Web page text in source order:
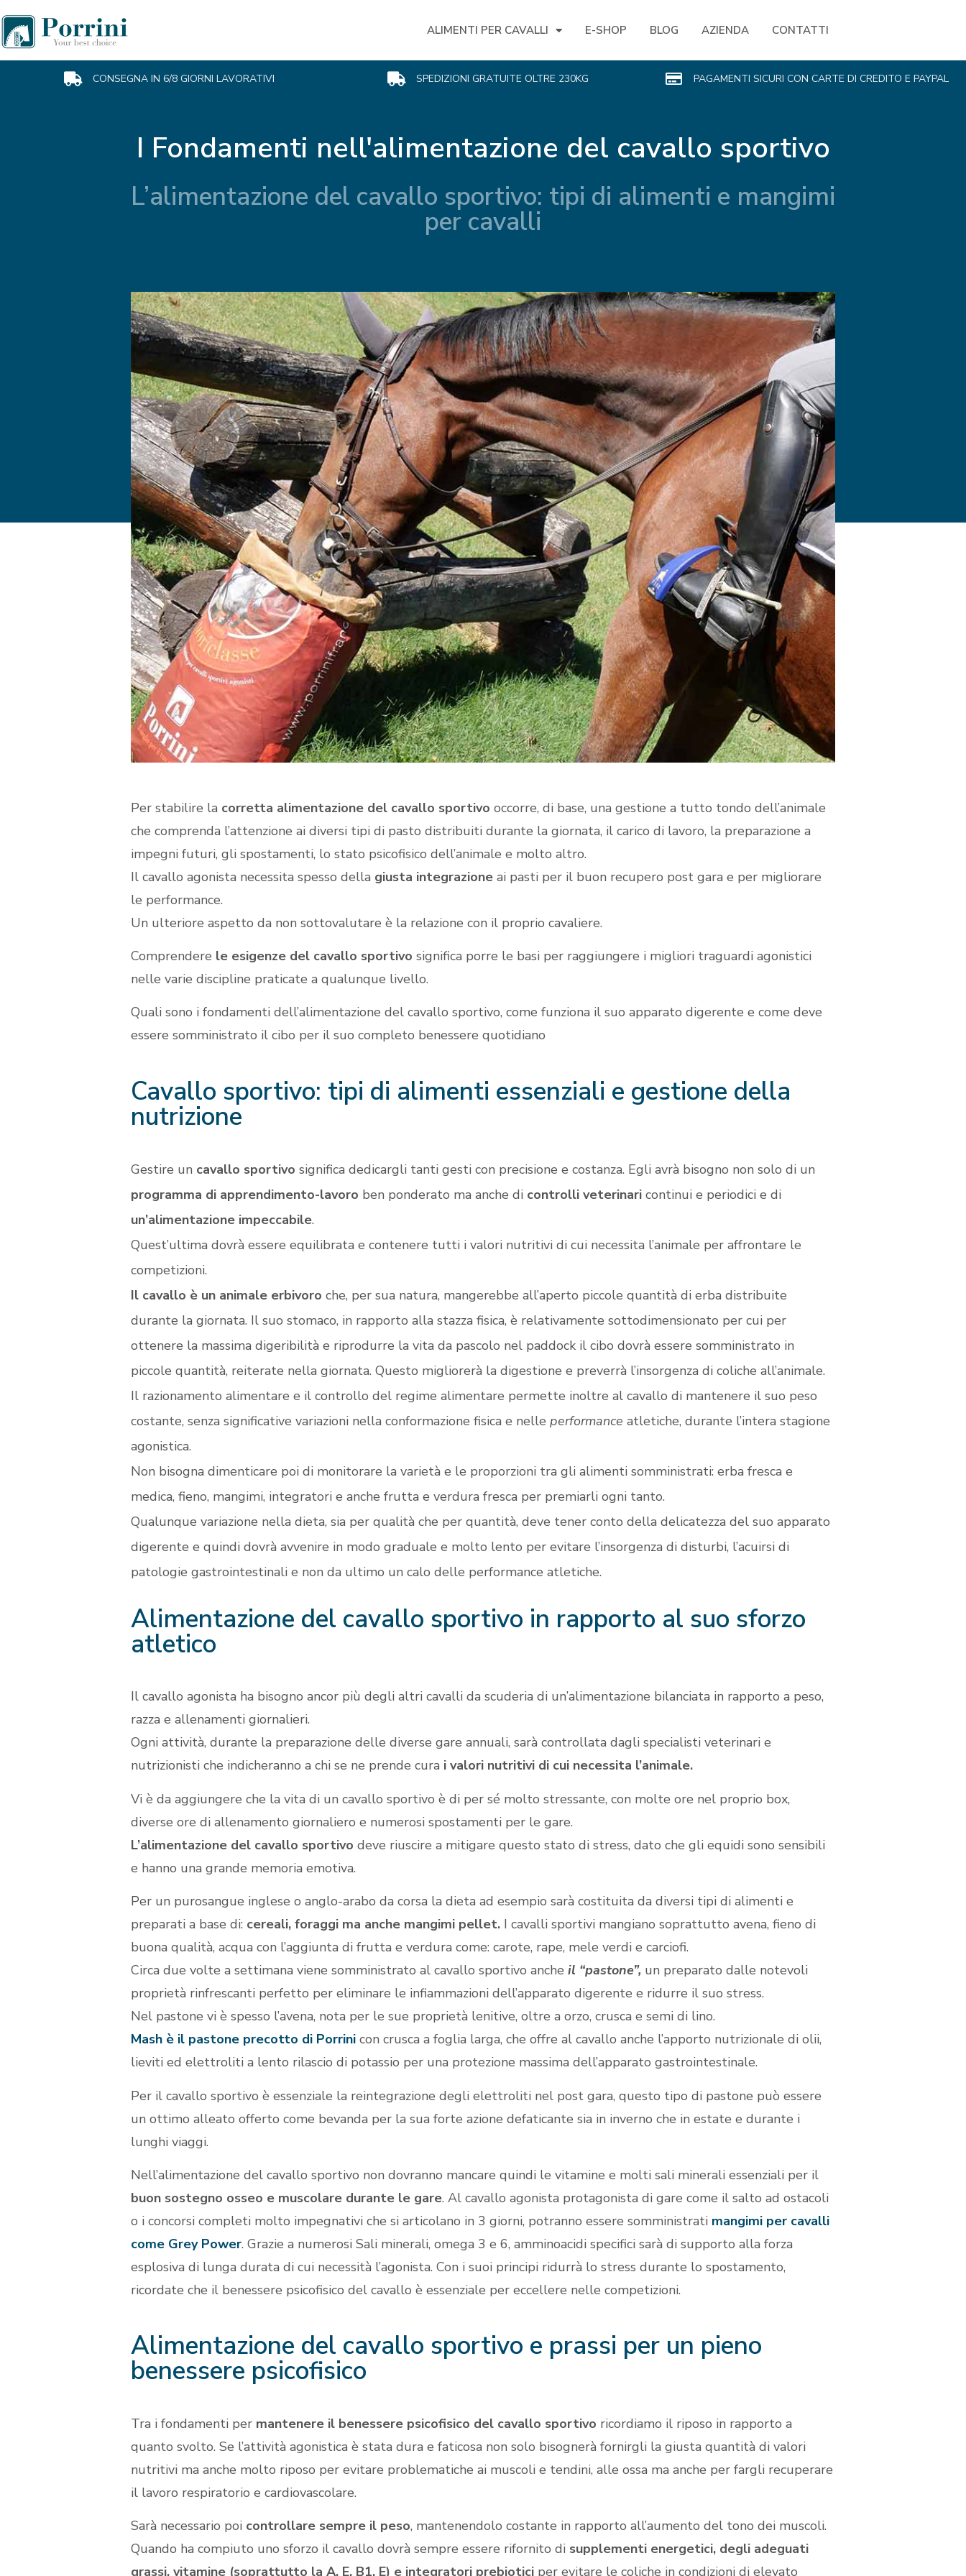
ALIMENTI PER CAVALLI E-SHOP BLOG AZIENDA CONTATTI
CONSEGNA IN 6/8 GIORNI LAVORATIVI SPEDIZIONI GRATUITE OLTRE 230KG PAGAMENTI SICURI CON CARTE DI CREDITO E PAYPAL
I Fondamenti nell'alimentazione del cavallo sportivo
L’alimentazione del cavallo sportivo: tipi di alimenti e mangimi
per cavalli
Per stabilire la corretta alimentazione del cavallo sportivo occorre, di base, una gestione a tutto tondo dell’animale
che comprenda l’attenzione ai diversi tipi di pasto distribuiti durante la giornata, il carico di lavoro, la preparazione a
impegni futuri, gli spostamenti, lo stato psicofisico dell’animale e molto altro.
Il cavallo agonista necessita spesso della giusta integrazione ai pasti per il buon recupero post gara e per migliorare
le performance.
Un ulteriore aspetto da non sottovalutare è la relazione con il proprio cavaliere.
Comprendere le esigenze del cavallo sportivo significa porre le basi per raggiungere i migliori traguardi agonistici
nelle varie discipline praticate a qualunque livello.
Quali sono i fondamenti dell’alimentazione del cavallo sportivo, come funziona il suo apparato digerente e come deve
essere somministrato il cibo per il suo completo benessere quotidiano
Cavallo sportivo: tipi di alimenti essenziali e gestione della
nutrizione
Gestire un cavallo sportivo significa dedicargli tanti gesti con precisione e costanza. Egli avrà bisogno non solo di un
programma di apprendimento-lavoro ben ponderato ma anche di controlli veterinari continui e periodici e di
un’alimentazione impeccabile.
Quest’ultima dovrà essere equilibrata e contenere tutti i valori nutritivi di cui necessita l’animale per affrontare le
competizioni.
Il cavallo è un animale erbivoro che, per sua natura, mangerebbe all’aperto piccole quantità di erba distribuite
durante la giornata. Il suo stomaco, in rapporto alla stazza fisica, è relativamente sottodimensionato per cui per
ottenere la massima digeribilità e riprodurre la vita da pascolo nel paddock il cibo dovrà essere somministrato in
piccole quantità, reiterate nella giornata. Questo migliorerà la digestione e preverrà l’insorgenza di coliche all’animale.
Il razionamento alimentare e il controllo del regime alimentare permette inoltre al cavallo di mantenere il suo peso
costante, senza significative variazioni nella conformazione fisica e nelle performance atletiche, durante l’intera stagione
agonistica.
Non bisogna dimenticare poi di monitorare la varietà e le proporzioni tra gli alimenti somministrati: erba fresca e
medica, fieno, mangimi, integratori e anche frutta e verdura fresca per premiarli ogni tanto.
Qualunque variazione nella dieta, sia per qualità che per quantità, deve tener conto della delicatezza del suo apparato
digerente e quindi dovrà avvenire in modo graduale e molto lento per evitare l’insorgenza di disturbi, l’acuirsi di
patologie gastrointestinali e non da ultimo un calo delle performance atletiche.
Alimentazione del cavallo sportivo in rapporto al suo sforzo
atletico
Il cavallo agonista ha bisogno ancor più degli altri cavalli da scuderia di un’alimentazione bilanciata in rapporto a peso,
razza e allenamenti giornalieri.
Ogni attività, durante la preparazione delle diverse gare annuali, sarà controllata dagli specialisti veterinari e
nutrizionisti che indicheranno a chi se ne prende cura i valori nutritivi di cui necessita l’animale.
Vi è da aggiungere che la vita di un cavallo sportivo è di per sé molto stressante, con molte ore nel proprio box,
diverse ore di allenamento giornaliero e numerosi spostamenti per le gare.
L’alimentazione del cavallo sportivo deve riuscire a mitigare questo stato di stress, dato che gli equidi sono sensibili
e hanno una grande memoria emotiva.
Per un purosangue inglese o anglo-arabo da corsa la dieta ad esempio sarà costituita da diversi tipi di alimenti e
preparati a base di: cereali, foraggi ma anche mangimi pellet. I cavalli sportivi mangiano soprattutto avena, fieno di
buona qualità, acqua con l’aggiunta di frutta e verdura come: carote, rape, mele verdi e carciofi.
Circa due volte a settimana viene somministrato al cavallo sportivo anche il “pastone”, un preparato dalle notevoli
proprietà rinfrescanti perfetto per eliminare le infiammazioni dell’apparato digerente e ridurre il suo stress.
Nel pastone vi è spesso l’avena, nota per le sue proprietà lenitive, oltre a orzo, crusca e semi di lino.
Mash è il pastone precotto di Porrini con crusca a foglia larga, che offre al cavallo anche l’apporto nutrizionale di olii,
lieviti ed elettroliti a lento rilascio di potassio per una protezione massima dell’apparato gastrointestinale.
Per il cavallo sportivo è essenziale la reintegrazione degli elettroliti nel post gara, questo tipo di pastone può essere
un ottimo alleato offerto come bevanda per la sua forte azione defaticante sia in inverno che in estate e durante i
lunghi viaggi.
Nell’alimentazione del cavallo sportivo non dovranno mancare quindi le vitamine e molti sali minerali essenziali per il
buon sostegno osseo e muscolare durante le gare. Al cavallo agonista protagonista di gare come il salto ad ostacoli
o i concorsi completi molto impegnativi che si articolano in 3 giorni, potranno essere somministrati mangimi per cavalli
come Grey Power. Grazie a numerosi Sali minerali, omega 3 e 6, amminoacidi specifici sarà di supporto alla forza
esplosiva di lunga durata di cui necessità l’agonista. Con i suoi principi ridurrà lo stress durante lo spostamento,
ricordate che il benessere psicofisico del cavallo è essenziale per eccellere nelle competizioni.
Alimentazione del cavallo sportivo e prassi per un pieno
benessere psicofisico
Tra i fondamenti per mantenere il benessere psicofisico del cavallo sportivo ricordiamo il riposo in rapporto a
quanto svolto. Se l’attività agonistica è stata dura e faticosa non solo bisognerà fornirgli la giusta quantità di valori
nutritivi ma anche molto riposo per evitare problematiche ai muscoli e tendini, alle ossa ma anche per fargli recuperare
il lavoro respiratorio e cardiovascolare.
Sarà necessario poi controllare sempre il peso, mantenendolo costante in rapporto all’aumento del tono dei muscoli.
Quando ha compiuto uno sforzo il cavallo dovrà sempre essere rifornito di supplementi energetici, degli adeguati
grassi, vitamine (soprattutto la A, E, B1, E) e integratori prebiotici per evitare le coliche in condizioni di elevato